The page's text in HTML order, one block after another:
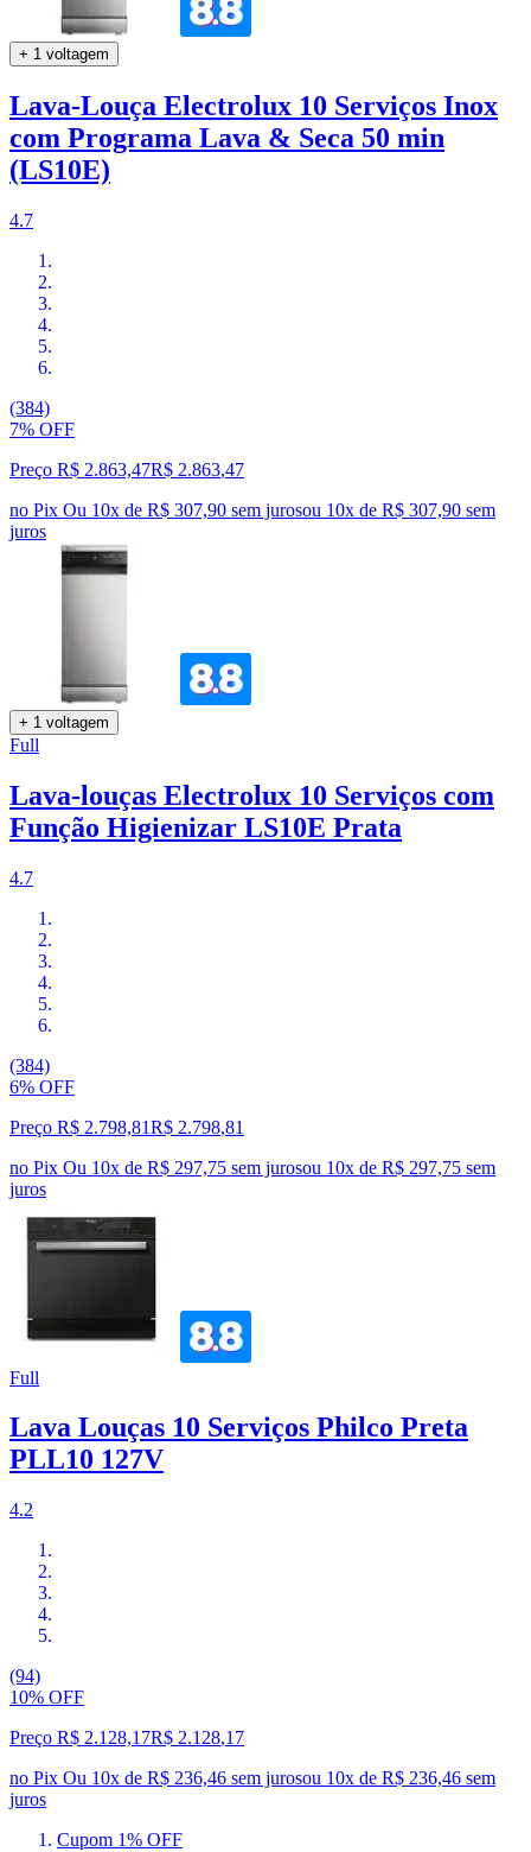
+ 1 voltagem
Lava-Louça Electrolux 10 Serviços Inox
com Programa Lava & Seca 50 min
(LS10E)
4.7
(384)
7% OFF
Preço R$ 2.863,47R$ 2.863,47
no Pix Ou 10x de R$ 307,90 sem jurosou 10x de R$ 307,90 sem
juros
+ 1 voltagem
Full
Lava-louças Electrolux 10 Serviços com
Função Higienizar LS10E Prata
4.7
(384)
6% OFF
Preço R$ 2.798,81R$ 2.798,81
no Pix Ou 10x de R$ 297,75 sem jurosou 10x de R$ 297,75 sem
juros
Full
Lava Louças 10 Serviços Philco Preta
PLL10 127V
4.2
(94)
10% OFF
Preço R$ 2.128,17R$ 2.128,17
no Pix Ou 10x de R$ 236,46 sem jurosou 10x de R$ 236,46 sem
juros
Cupom 1% OFF